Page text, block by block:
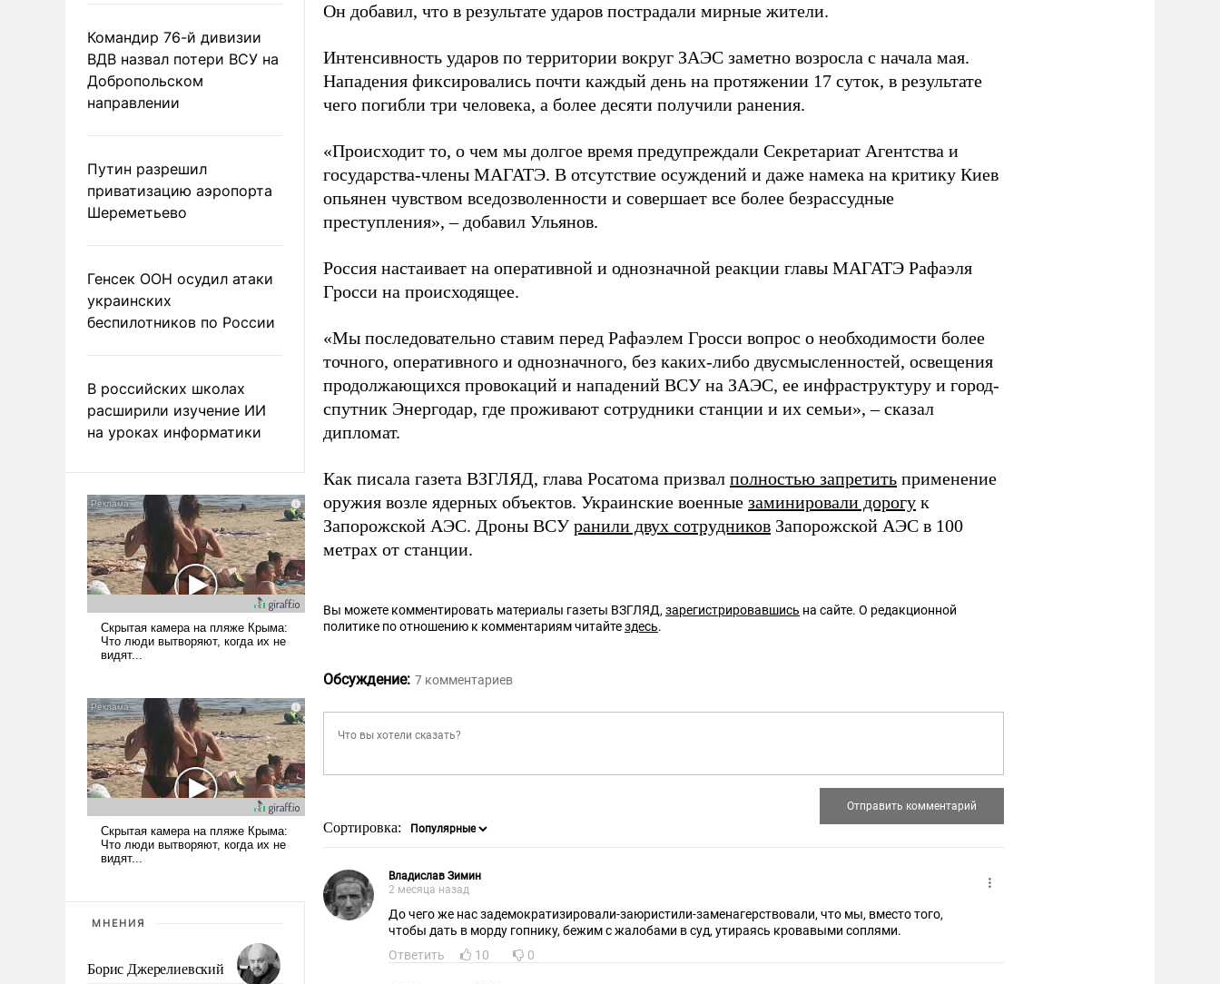
Командир 76-й дивизии
ВДВ назвал потери ВСУ на
Добропольском
направлении
Путин разрешил
приватизацию аэропорта
Шереметьево
Генсек ООН осудил атаки
украинских
беспилотников по России
В российских школах
расширили изучение ИИ
на уроках информатики
МНЕНИЯ
Борис Джерелиевский
Он добавил, что в результате ударов пострадали мирные жители.
Интенсивность ударов по территории вокруг ЗАЭС заметно возросла с начала мая.
Нападения фиксировались почти каждый день на протяжении 17 суток, в результате
чего погибли три человека, а более десяти получили ранения.
«Происходит то, о чем мы долгое время предупреждали Секретариат Агентства и
государства-члены МАГАТЭ. В отсутствие осуждений и даже намека на критику Киев
опьянен чувством вседозволенности и совершает все более безрассудные
преступления», – добавил Ульянов.
Россия настаивает на оперативной и однозначной реакции главы МАГАТЭ Рафаэля
Гросси на происходящее.
«Мы последовательно ставим перед Рафаэлем Гросси вопрос о необходимости более
точного, оперативного и однозначного, без каких-либо двусмысленностей, освещения
продолжающихся провокаций и нападений ВСУ на ЗАЭС, ее инфраструктуру и город-
спутник Энергодар, где проживают сотрудники станции и их семьи», – сказал
дипломат.
Как писала газета ВЗГЛЯД, глава Росатома призвал полностью запретить применение
оружия возле ядерных объектов. Украинские военные заминировали дорогу к
Запорожской АЭС. Дроны ВСУ ранили двух сотрудников Запорожской АЭС в 100
метрах от станции.
Вы можете комментировать материалы газеты ВЗГЛЯД,зарегистрировавшись на сайте. О редакционной
политике по отношению к комментариям читайтездесь.
Обсуждение: 7 комментариев
Сортировка:
Владислав Зимин
2 месяца назад
До чего же нас задемократизировали-заюристили-заменагерствовали, что мы, вместо того,
чтобы дать в морду гопнику, бежим с жалобами в суд, утираясь кровавыми соплями.
Ответить
10 0